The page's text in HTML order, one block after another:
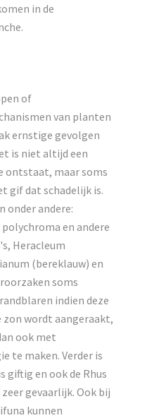
in de
of
van planten
ernstige gevolgen
is niet altijd een
ontstaat, maar soms
gif dat schadelijk is.
onder andere:
en andere
Heracleum
(bereklauw) en
soms
indien deze
zon wordt aangeraakt,
ook met
te maken. Verder is
giftig en ook de Rhus
zeer gevaarlijk. Ook bij
kunnen